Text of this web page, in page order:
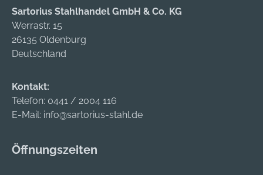
Stück) • PP-
Kunststoffband
(Fadenspule) 16x0,68
mm (Rolle à 500 m) •
Abrollwagen für
Fadenspule
Hersteller: Banholzer
73760 Ostfildern, DE,
Lieferung: Einteiliges
Sartorius Stahlhandel GmbH & Co. KG
Werrastr. 15
26135 Oldenburg
Deutschland
Kontakt:
Telefon: 0441 / 2004 116
E-Mail: info@sartorius-stahl.de
Öffnungszeiten